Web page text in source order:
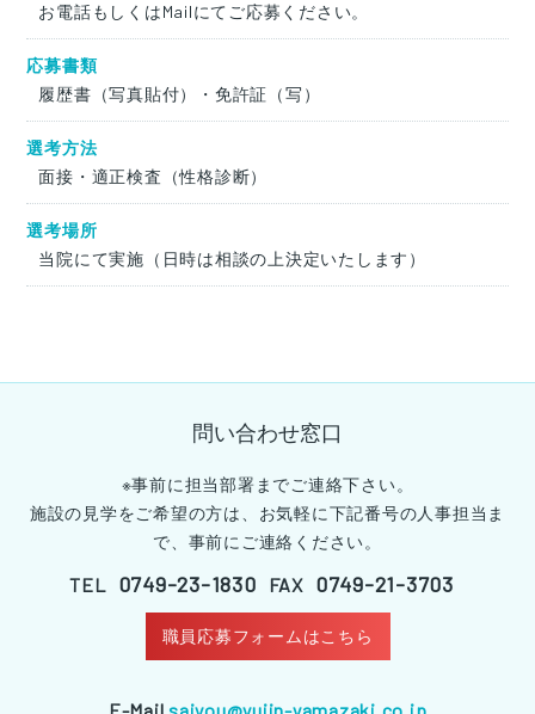
お電話もしくはMailにてご応募ください。
応募書類
履歴書（写真貼付）・免許証（写）
選考方法
面接・適正検査（性格診断）
選考場所
当院にて実施（日時は相談の上決定いたします）
問い合わせ窓口
※事前に担当部署までご連絡下さい。
施設の見学をご希望の方は、お気軽に下記番号の人事担当ま
で、事前にご連絡ください。
TEL 0749-23-1830 FAX 0749-21-3703
職員応募フォームはこちら